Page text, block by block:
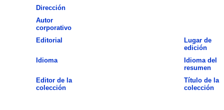
Dirección
Autor
corporativo
Editorial
Lugar de
edición
Idioma
Idioma del
resumen
Editor de la
colección
Título de la
colección